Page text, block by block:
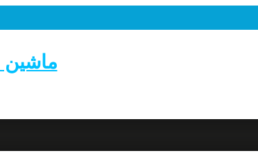
ماشین